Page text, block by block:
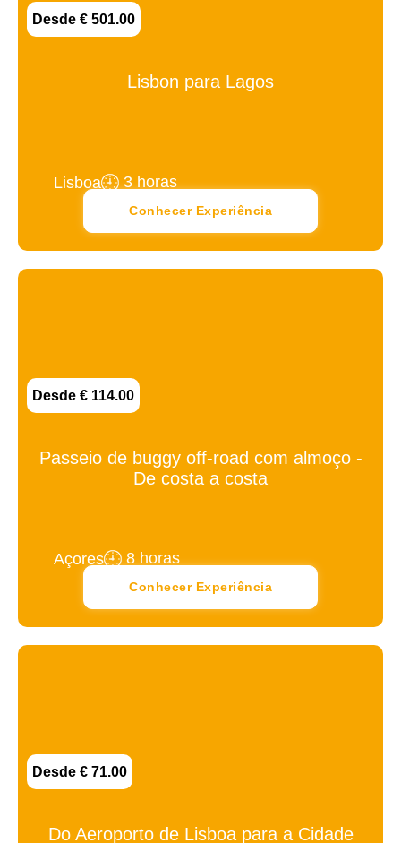
Desde € 501.00
Lisbon para Lagos
Lisboa 3 horas
Conhecer Experiência
Desde € 114.00
Passeio de buggy off-road com almoço -
De costa a costa
Açores 8 horas
Conhecer Experiência
Desde € 71.00
Do Aeroporto de Lisboa para a Cidade